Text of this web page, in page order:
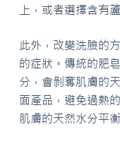
上，或者選擇含有
此外，改變洗臉的
的症狀。傳統的肥
分，會剝奪肌膚的
面產品，避免過熱
肌膚的天然水分平衡